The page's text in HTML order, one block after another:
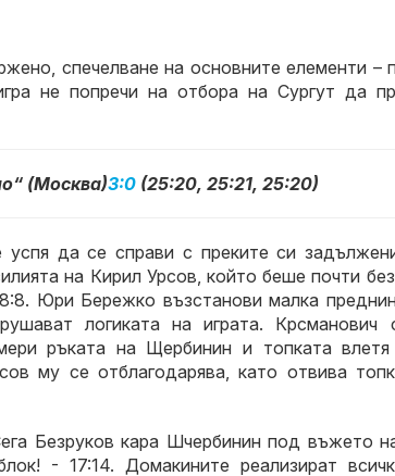
спечелване на основните елементи –
не попречи на отбора на Сургут да
(Москва)3:0(25:20, 25:21, 25:20)
да се справи с преките си
на Кирил Урсов, който беше почти
Юри Бережко възстанови малка
логиката на играта. Крсманович
ръката на Щербинин и топката влетя
му се отблагодарява, като отвива
Безруков кара Шчербинин под въжето
- 17:14. Домакините реализират